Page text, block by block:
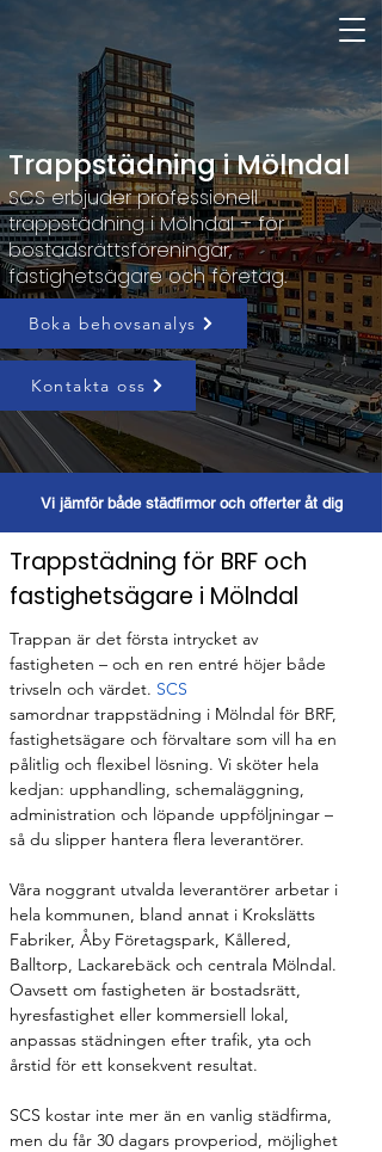
Trappstädning i Mölndal
SCS erbjuder professionell
trappstädning i Mölndal – för
bostadsrättsföreningar,
fastighetsägare och företag.
Boka behovsanalys
Kontakta oss
Vi jämför både städfirmor och offerter åt dig
Trappstädning för BRF och
fastighetsägare i Mölndal
Trappan är det första intrycket av
fastigheten – och en ren entré höjer både
trivseln och värdet. SCS
samordnar trappstädning i Mölndal för BRF,
fastighetsägare och förvaltare som vill ha en
pålitlig och flexibel lösning. Vi sköter hela
kedjan: upphandling, schemaläggning,
administration och löpande uppföljningar –
så du slipper hantera flera leverantörer.
Våra noggrant utvalda leverantörer arbetar i
hela kommunen, bland annat i Krokslätts
Fabriker, Åby Företagspark, Kållered,
Balltorp, Lackarebäck och centrala Mölndal.
Oavsett om fastigheten är bostadsrätt,
hyresfastighet eller kommersiell lokal,
anpassas städningen efter trafik, yta och
årstid för ett konsekvent resultat.
SCS kostar inte mer än en vanlig städfirma,
men du får 30 dagars provperiod, möjlighet